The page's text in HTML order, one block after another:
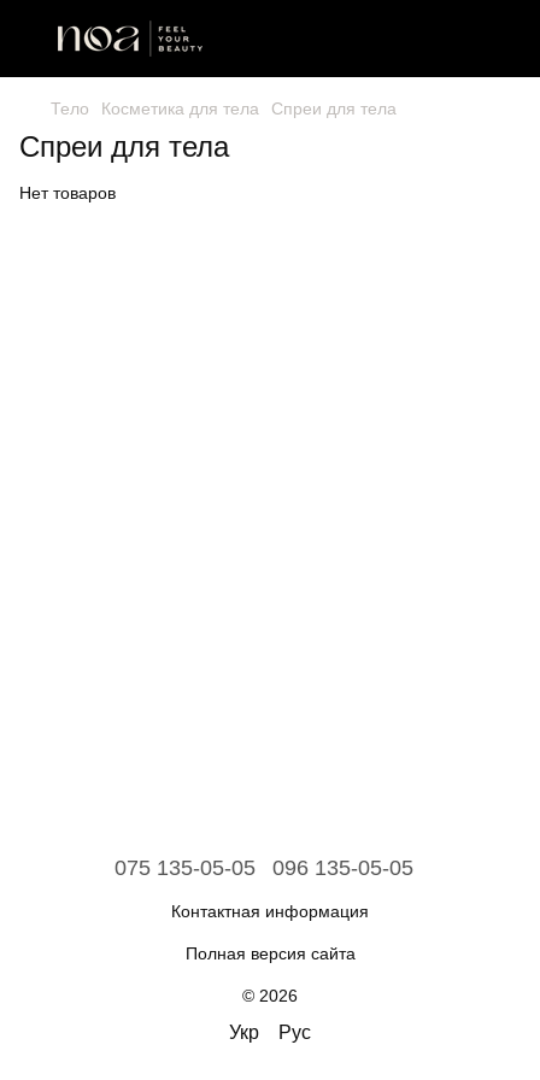
Тело Косметика для тела Спреи для тела
Спреи для тела
Нет товаров
075 135-05-05 096 135-05-05
Контактная информация
Полная версия сайта
© 2026
Укр Рус